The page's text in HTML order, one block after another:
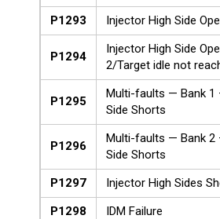
P1293
Injector High Side
P1294
Injector High Side
2/Target idle not
P1295
Multi-faults — Bank 1
Side Shorts
P1296
Multi-faults — Bank 2
Side Shorts
P1297
Injector High Sides
P1298
IDM Failure